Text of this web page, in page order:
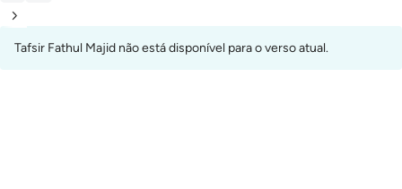
Tafsir Fathul Majid não está disponível para o verso atual.